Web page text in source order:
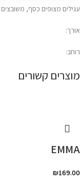
עגילים מצופים כסף, משובצים
אורך:
רוחב:
מוצרים קשורים
EMMA
₪169.00